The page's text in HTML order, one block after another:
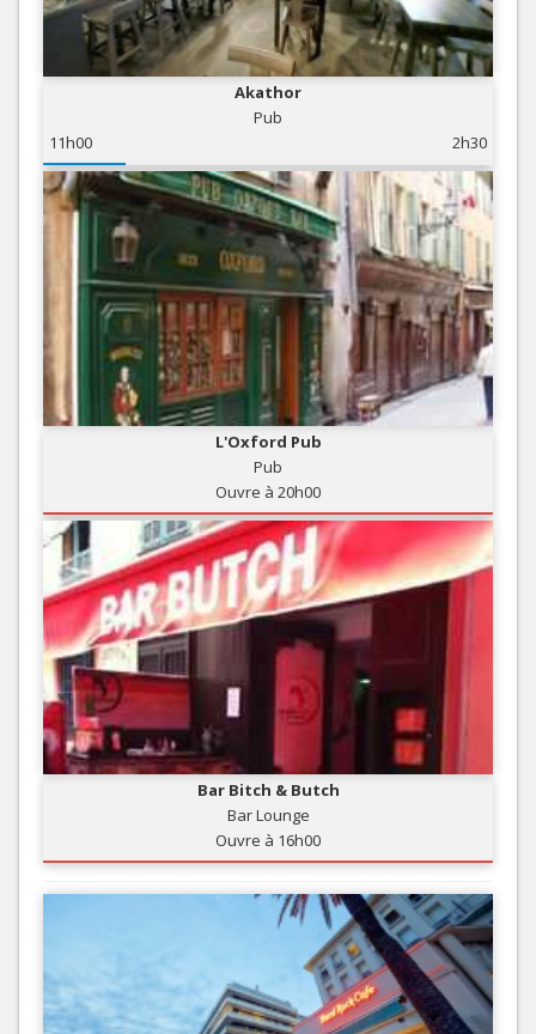
Akathor
Pub
11h00
2h30
L'Oxford Pub
Pub
Ouvre à 20h00
Bar Bitch & Butch
Bar Lounge
Ouvre à 16h00